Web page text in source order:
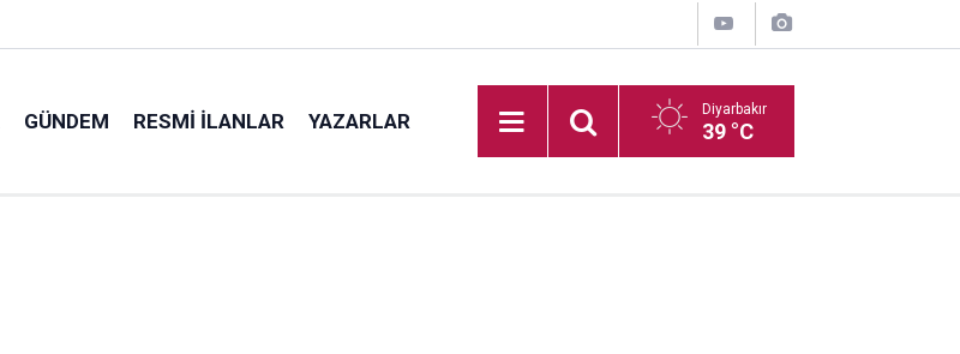
GÜNDEM RESMI İLANLAR YAZARLAR Diyarbakır
39 °C